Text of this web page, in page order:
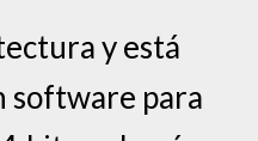
y está
software para